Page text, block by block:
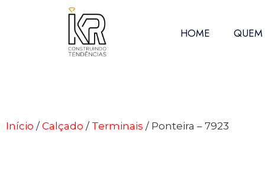
HOME
Início / Calçado / Terminais / Ponteira – 7923